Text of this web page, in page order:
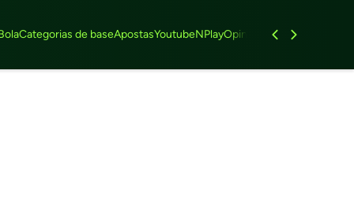
Categorias de baseApostasYoutubeNPlayOpinião Feminino